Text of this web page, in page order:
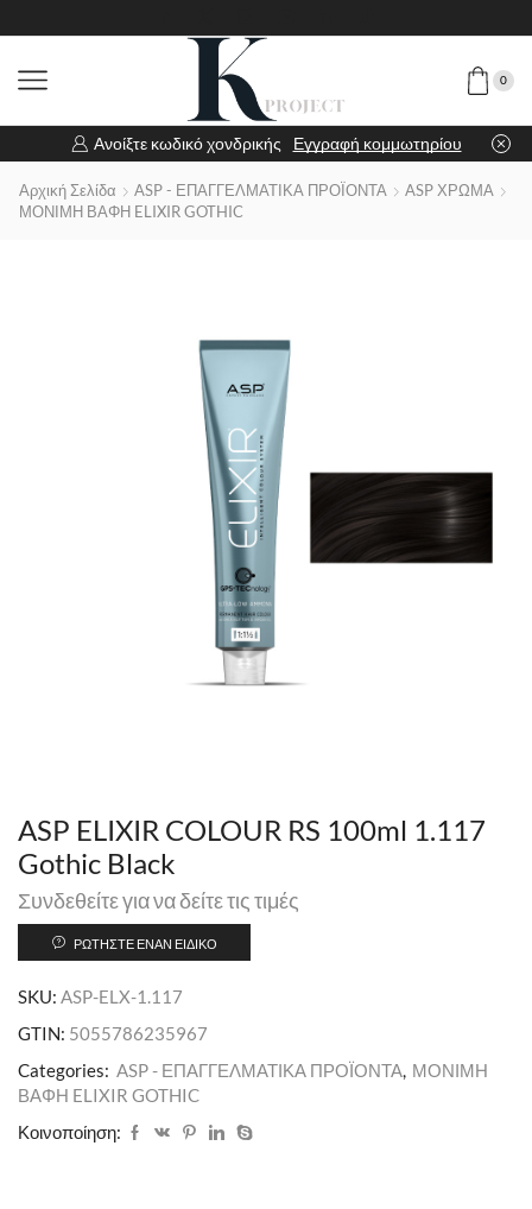
0
Ανοίξτε κωδικό χονδρικής Εγγραφή κομμωτηρίου
Αρχική Σελίδα ASP - ΕΠΑΓΓΕΛΜΑΤΙΚΑ ΠΡΟΪΟΝΤΑ
ASP ΧΡΩΜΑ
ΜΟΝΙΜΗ ΒΑΦΗ ELIXIR GOTHIC
ASP ELIXIR COLOUR RS 100ml 1.117
Gothic Black
Συνδεθείτε για να δείτε τις τιμές
ΡΩΤΉΣΤΕ ΈΝΑΝ ΕΙΔΙΚΌ
SKU: ASP-ELX-1.117
GTIN: 5055786235967
Categories: ASP - ΕΠΑΓΓΕΛΜΑΤΙΚΑ ΠΡΟΪΟΝΤΑ, ΜΟΝΙΜΗ
ΒΑΦΗ ELIXIR GOTHIC
Κοινοποίηση: